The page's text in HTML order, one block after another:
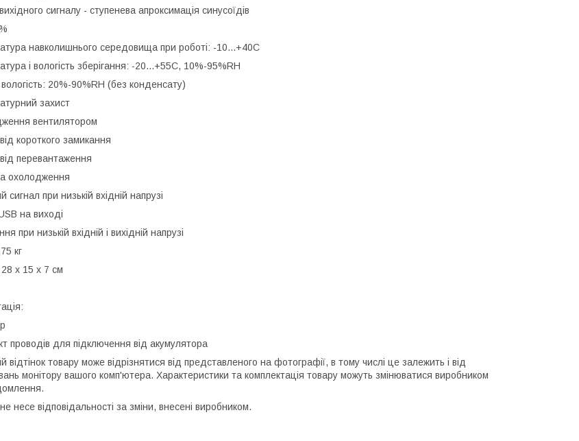
сигналу - ступенева апроксимація синусоїдів
навколишнього середовища при роботі: -10...+40С
і вологість зберігання: -20...+55С, 10%-95%RH
20%-90%RH (без конденсату)
захист
вентилятором
короткого замикання
перевантаження
охолодження
сигнал при низькій вхідній напрузі
на виході
при низькій вхідній і вихідній напрузі
кг
28 x 15 x 7 см
проводів для підключення від акумулятора
відтінок товару може відрізнятися від представленого на фотографії, в тому числі це залежить і від
монітору вашого комп'ютера. Характеристики та комплектація товару можуть змінюватися виробником
несе відповідальності за зміни, внесені виробником.